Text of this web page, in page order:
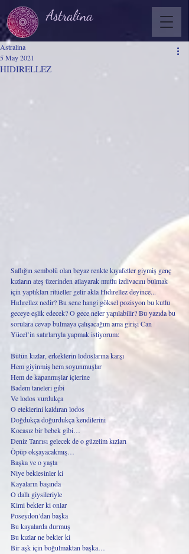
Astralina
HIDIRELLEZ
Astralina
5 May 2021
Saflığın sembolü olan beyaz renkte kıyafetler giymiş genç
kızların ateş üzerinden atlayarak mutlu izdivacını bulmak
için yaptıkları ritüeller gelir akla Hıdırellez deyince...
Hıdırellez nedir? Bu sene hangi göksel pozisyon bu kutlu
geceye eşlik edecek? O gece neler yapılabilir? Bu yazıda bu
sorulara cevap bulmaya çalışacağım ama girişi Can
Yücel’in satırlarıyla yapmak istiyorum:
Bütün kızlar, erkeklerin lodoslarına karşı
Hem giyinmiş hem soyunmuşlar
Hem de kapanmışlar içlerine
Badem taneleri gibi
Ve lodos vurdukça
O eteklerini kaldıran lodos
Doğdukça doğurdukça kendilerini
Kocasız bir bebek gibi…
Deniz Tanrısı gelecek de o güzelim kızları
Öpüp okşayacakmış…
Başka ve o yaşta
Niye beklesinler ki
Kayaların başında
O dallı giysileriyle
Kimi bekler ki onlar
Poseydon’dan başka
Bu kayalarda durmuş
Bu kızlar ne bekler ki
Bir aşk için boğulmaktan başka…